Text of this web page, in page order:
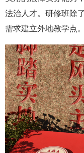
法治人才。研修班除
需求建立外地教学点。